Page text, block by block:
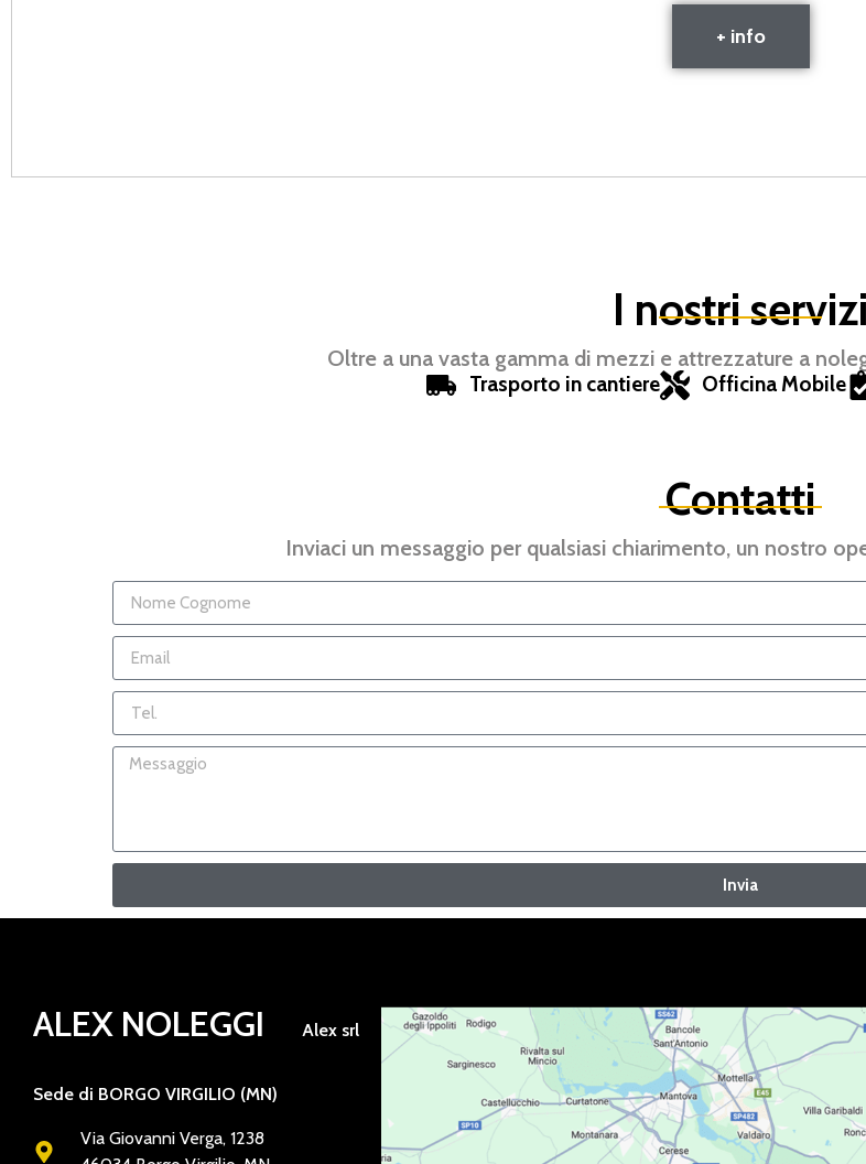
+ info
I nostri servizi
Oltre a una vasta gamma di mezzi e attrezzature a
Trasporto in cantiere Officina Mobile
Contatti
Inviaci un messaggio per qualsiasi chiarimento, un nostro
Invia
ALEX NOLEGGI Alex srl
Sede di BORGO VIRGILIO (MN)
Via Giovanni Verga, 1238